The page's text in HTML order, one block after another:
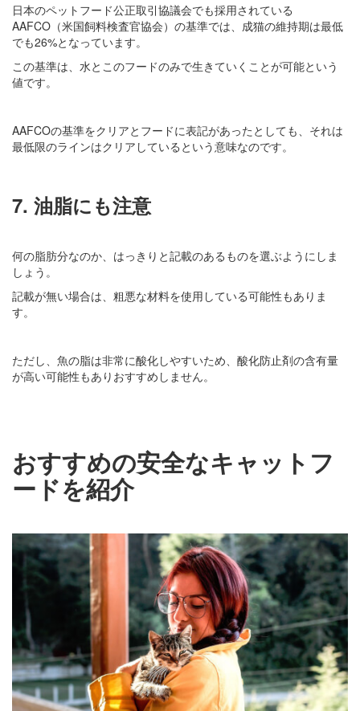
日本のペットフード公正取引協議会でも採用されている
AAFCO（米国飼料検査官協会）の基準では、成猫の維持期は最低
でも26%となっています。
この基準は、水とこのフードのみで生きていくことが可能という
値です。
AAFCOの基準をクリアとフードに表記があったとしても、それは
最低限のラインはクリアしているという意味なのです。
7. 油脂にも注意
何の脂肪分なのか、はっきりと記載のあるものを選ぶようにしま
しょう。
記載が無い場合は、粗悪な材料を使用している可能性もありま
す。
ただし、魚の脂は非常に酸化しやすいため、酸化防止剤の含有量
が高い可能性もありおすすめしません。
おすすめの安全なキャットフ
ードを紹介